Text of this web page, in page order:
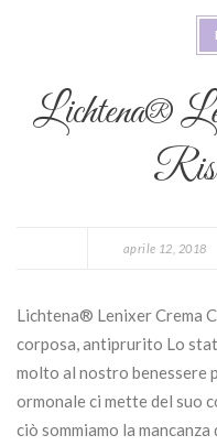
Lichtena®
aprile 12, 2018
Lichtena® Lenixer Crema
corposa, antiprurito Lo
molto al nostro benessere
ormonale ci mette del suo
ciò sommiamo la